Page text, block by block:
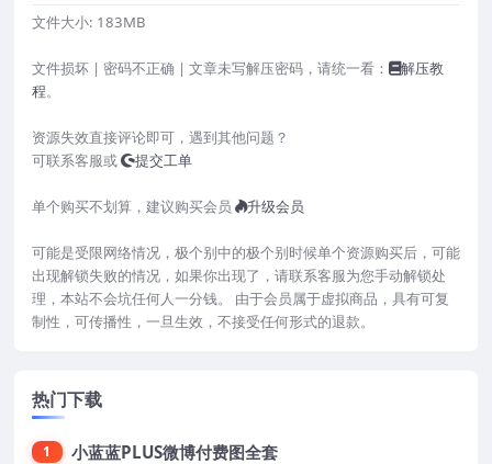
文件大小: 183MB
文件损坏 | 密码不正确 | 文章未写解压密码，请统一看：
解压教
程。
资源失效直接评论即可，遇到其他问题？
可联系客服或
提交工单
单个购买不划算，建议购买会员 升级会员
可能是受限网络情况，极个别中的极个别时候单个资源购买后，可能
出现解锁失败的情况，如果你出现了，请联系客服为您手动解锁处
理，本站不会坑任何人一分钱。 由于会员属于虚拟商品，具有可复
制性，可传播性，一旦生效，不接受任何形式的退款。
热门下载
1 小蓝蓝PLUS微博付费图全套